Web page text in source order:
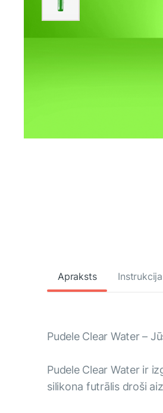
Apraksts Instrukcija
Pudele Clear Water –
Pudele Clear Water ir
silikona futrālis droši